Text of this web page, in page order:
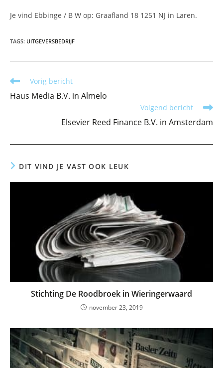
Je vind Ebbinge / B W op: Graafland 18 1251 NJ in Laren.
TAGS: UITGEVERSBEDRIJF
Lees
artikelen
Vorig bericht
Haus Media B.V. in Almelo
Volgend bericht
Elsevier Reed Finance B.V. in Amsterdam
DIT VIND JE VAST OOK LEUK
Stichting De Roodbroek in Wieringerwaard
november 23, 2019